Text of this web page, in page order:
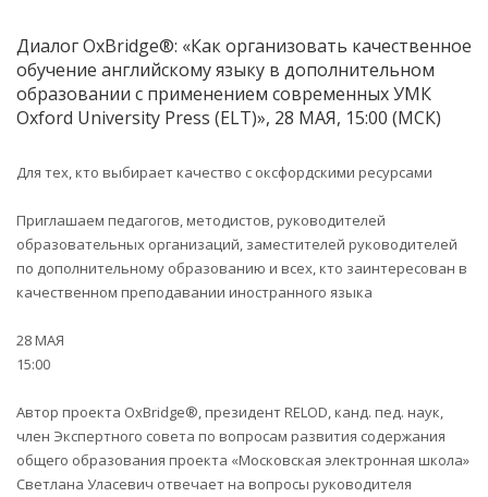
Диалог OxBridge®: «Как организовать качественное
обучение английскому языку в дополнительном
образовании с применением современных УМК
Oxford University Press (ELT)», 28 МАЯ, 15:00 (МСК)
Для тех, кто выбирает качество с оксфордскими ресурсами
Приглашаем педагогов, методистов, руководителей
образовательных организаций, заместителей руководителей
по дополнительному образованию и всех, кто заинтересован в
качественном преподавании иностранного языка
28 МАЯ
15:00
Автор проекта OxBridge®, президент RELOD, канд. пед. наук,
член Экспертного совета по вопросам развития содержания
общего образования проекта «Московская электронная школа»
Светлана Уласевич отвечает на вопросы руководителя